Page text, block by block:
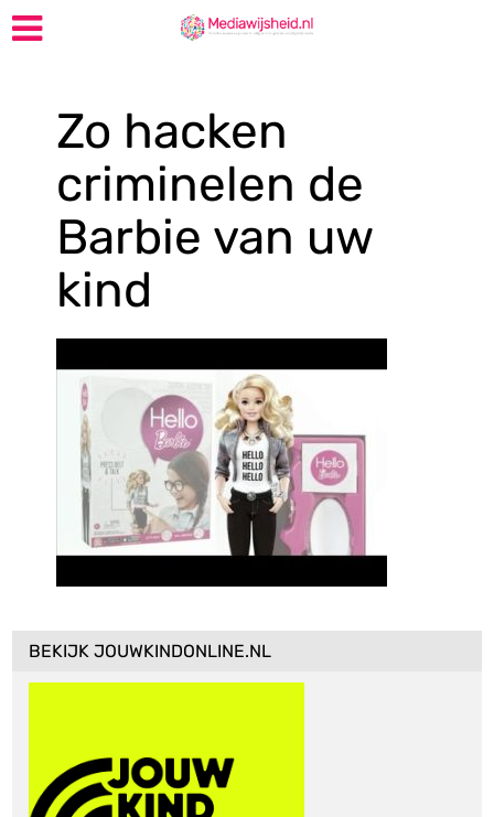
Zo hacken
criminelen de
Barbie van uw
kind
BEKIJK JOUWKINDONLINE.NL